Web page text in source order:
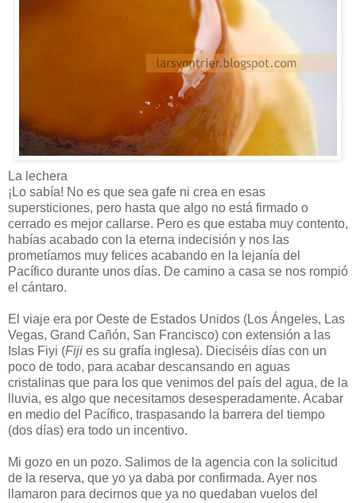
La lechera
¡Lo sabía! No es que sea gafe ni crea en esas
supersticiones, pero hasta que algo no está firmado o
cerrado es mejor callarse. Pero es que estaba muy contento,
habías acabado con la eterna indecisión y nos las
prometíamos muy felices acabando en la lejanía del
Pacífico durante unos días. De camino a casa se nos rompió
el cántaro.
El viaje era por Oeste de Estados Unidos (Los Ángeles, Las
Vegas, Grand Cañón, San Francisco) con extensión a las
Islas Fiyi (Fiji es su grafía inglesa). Dieciséis días con un
poco de todo, para acabar descansando en aguas
cristalinas que para los que venimos del país del agua, de la
lluvia, es algo que necesitamos desesperadamente. Acabar
en medio del Pacífico, traspasando la barrera del tiempo
(dos días) era todo un incentivo.
Mi gozo en un pozo. Salimos de la agencia con la solicitud
de la reserva, que yo ya daba por confirmada. Ayer nos
llamaron para decirnos que ya no quedaban vuelos del